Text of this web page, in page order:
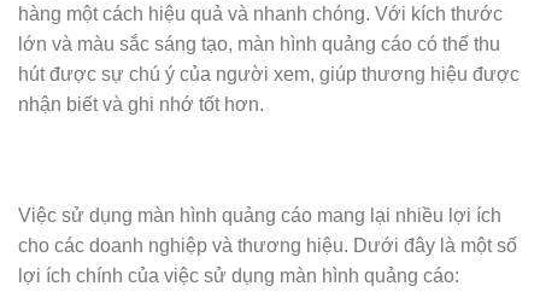
hàng một cách hiệu quả và nhanh chóng. Với kích thước
lớn và màu sắc sáng tạo, màn hình quảng cáo có thể thu
hút được sự chú ý của người xem, giúp thương hiệu được
nhận biết và ghi nhớ tốt hơn.
Việc sử dụng màn hình quảng cáo mang lại nhiều lợi ích
cho các doanh nghiệp và thương hiệu. Dưới đây là một số
lợi ích chính của việc sử dụng màn hình quảng cáo: